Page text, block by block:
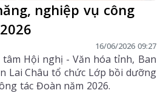
nghiệp vụ công
16/06/2026 09:27
Hội nghị - Văn hóa tỉnh, Ban
Lai Châu tổ chức Lớp bồi dưỡng
tác Đoàn năm 2026.